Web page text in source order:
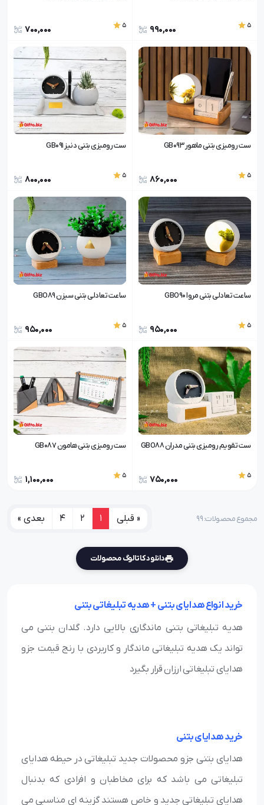
5
990,000
5
700,000
ست رومیزی بتنی ماهور GB093
5
860,000
ست رومیزی بتنی دنیز GB091
5
800,000
ساعت تعادلی بتنی مروا GBO90
5
950,000
ساعت تعادلی بتنی سیزن GBO89
5
950,000
ست تقویم رومیزی بتنی مدران GBO88
5
750,000
ست رومیزی بتنی هامون GB087
5
1,100,000
مجموع محصولات: ۹۹ « قبلی 1
2
4 بعدی »
دانلود کاتالوگ محصولات
خرید انواع هدایای بتنی + هدیه تبلیغاتی بتنی
هدیه تبلیغاتی بتنی ماندگاری بالایی دارد. گلدان بتنی می
تواند یک هدیه تبلیغاتی ماندگار و کاربردی با رنج قیمت جزو
هدایای تبلیغاتی ارزان قرار بگیرد
خرید هدایای بتنی
هدایای بتنی جزو محصولات جدید تبلیغاتی در حیطه هدایای
تبلیغاتی می باشد که برای مخاطبان و افرادی که بدنبال
هدایای تبلیغاتی جدید و خاص هستند گزینه ای مناسبی می